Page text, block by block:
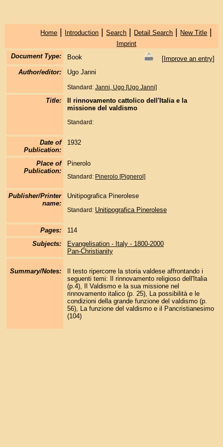
Home | Introduction |Search | Detail Search | New Title |
Imprint
Document Type:
Book [Improve an entry]
Author/editor:
Ugo Janni
Standard: Janni, Ugo [Ugo Janni]
Title:
Il rinnovamento cattolico dell'Italia e la
missione del valdismo
Standard:
Date of
Publication:
1932
Place of
Publication:
Pinerolo
Standard: Pinerolo [Pignerol]
Publisher/Printer
name:
Unitipografica Pinerolese
Standard: Unitipografica Pinerolese
Pages:
114
Subjects:
Evangelisation - Italy - 1800-2000
Pan-Christianity
Summary/Notes:
Il testo ripercorre la storia valdese affrontando i
seguenti temi: Il rinnovamento religioso dell'Italia
(p.4), Il Valdismo e la sua missione nel
rinnovamento italico (p. 25), La possibilità e le
condizioni della grande funzione del valdismo (p.
56), La funzione del valdismo e il Pancristianesimo
(104)